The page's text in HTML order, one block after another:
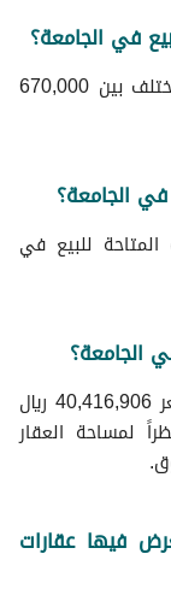
في الجامعة؟
أسعار شراء عقارات في الجامعة على بيوت تختلف بين 670,000
الجامعة؟
للبيع في
الجامعة؟
تعرض عقارات للبيع في الجامعة بمتوسط سعر 40,416,906 ريال
لمساحة العقار
فيها عقارات